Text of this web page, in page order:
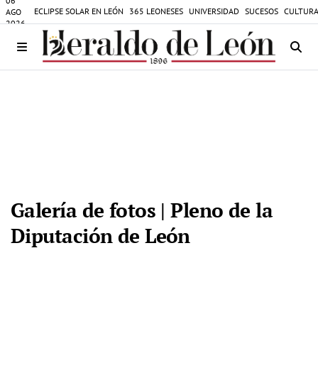
AGO
2026
ECLIPSE SOLAR EN LEÓN 365 LEONESES UNIVERSIDAD SUCESOS
Galería de fotos | Pleno de la
Diputación de León